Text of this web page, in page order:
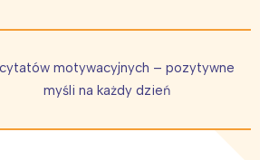
motywacyjnych – pozytywne
myśli na każdy dzień